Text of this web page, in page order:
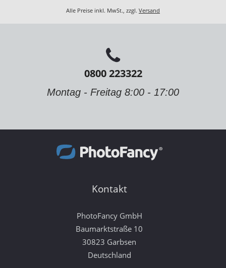
Alle Preise inkl. MwSt., zzgl. Versand
0800 223322
Montag - Freitag 8:00 - 17:00
Kontakt
PhotoFancy GmbH
Baumarktstraße 10
30823 Garbsen
Deutschland